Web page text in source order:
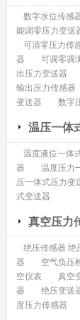
数字水位传感
能调零压力变送
可清零压力传
器
可调零调
出压力变送器
输出压力传感器
变送器
数字
温压一体
温度液位一体
器
温度压力
压一体式压力变
式变送器
真空压力
绝压传感器 绝
器
空气负压
空仪表
真空
器
绝压变送
度压力传感器